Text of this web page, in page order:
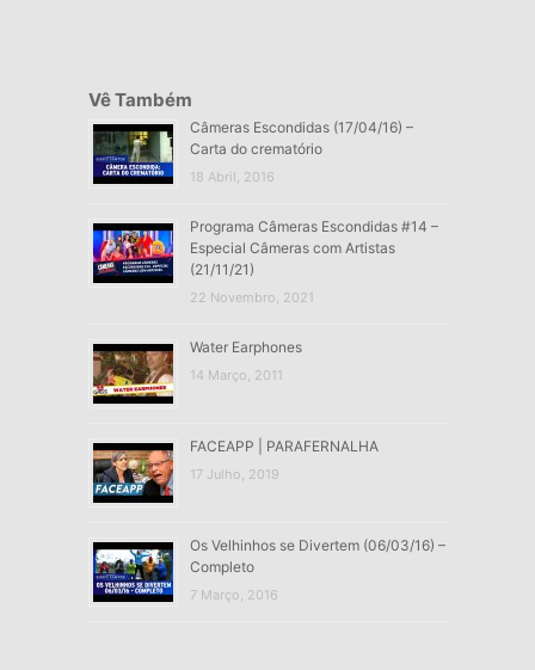
Vê Também
Câmeras Escondidas (17/04/16) –
Carta do crematório
18 Abril, 2016
Programa Câmeras Escondidas #14 –
Especial Câmeras com Artistas
(21/11/21)
22 Novembro, 2021
Water Earphones
14 Março, 2011
FACEAPP | PARAFERNALHA
17 Julho, 2019
Os Velhinhos se Divertem (06/03/16) –
Completo
7 Março, 2016